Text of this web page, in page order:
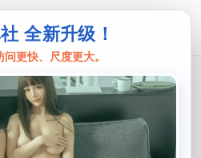
全新升级！
更快、尺度更大。
，贴心分享cos图片